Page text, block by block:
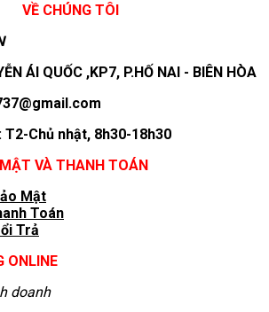
VỀ CHÚNG TÔI
ÁI QUỐC ,KP7, P.HỐ NAI - BIÊN HÒA
Chủ nhật, 8h30-18h30
VÀ THANH TOÁN
Mật
Toán
Trả
ONLINE
doanh